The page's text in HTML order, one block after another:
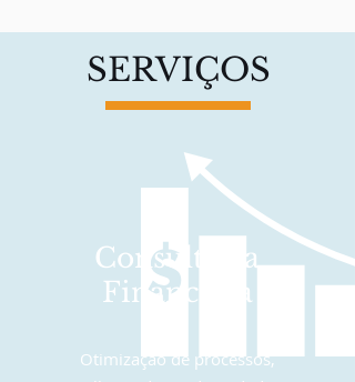
SERVIÇOS
Consultoria
Financeira
Otimização de processos,